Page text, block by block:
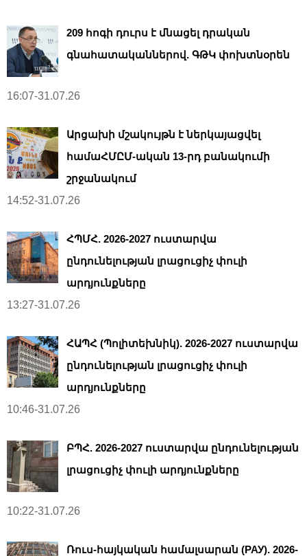
209 հոգի դուրս է մնացել դրական
գնահատականներով. ԳԹԿ փոխտնօրեն
16:07-31.07.26
Արցախի մշակույթն է ներկայացվել
համաՀՄԸՄ-ական 13-րդ բանակումի
շրջանակում
14:52-31.07.26
ՀՊՄՀ. 2026-2027 ուստարվա
ընդունելության լրացուցիչ փուլի
արդյունքները
13:27-31.07.26
ՀԱՊՀ (Պոլիտեխնիկ). 2026-2027 ուստարվա
ընդունելության լրացուցիչ փուլի
արդյունքները
10:46-31.07.26
ԲՊՀ. 2026-2027 ուստարվա ընդունելության
լրացուցիչ փուլի արդյունքները
10:22-31.07.26
Ռուս-հայկական համալսարան (РАУ). 2026-